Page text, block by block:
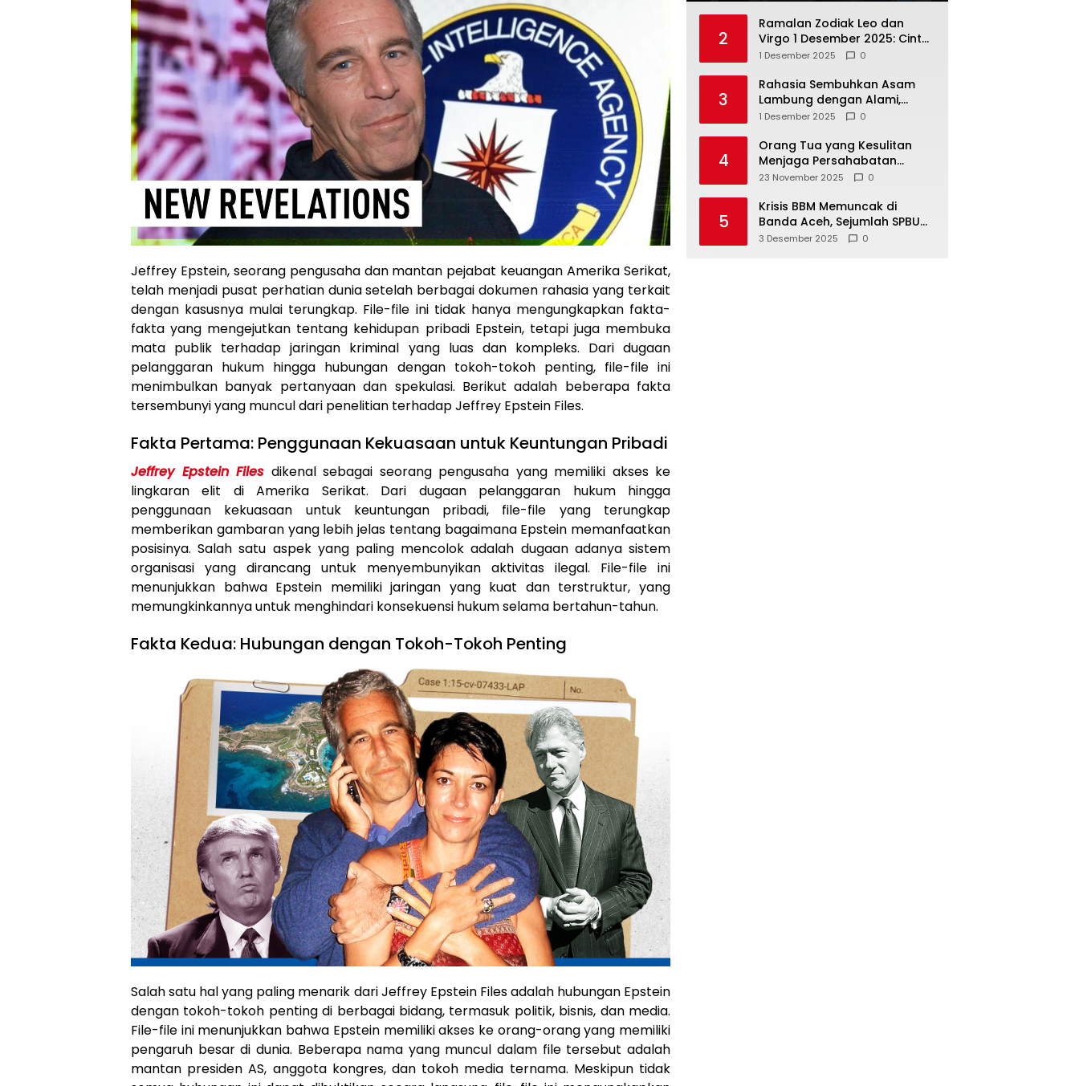
Jeffrey Epstein, seorang pengusaha dan mantan pejabat keuangan Amerika Serikat,
telah menjadi pusat perhatian dunia setelah berbagai dokumen rahasia yang terkait
dengan kasusnya mulai terungkap. File-file ini tidak hanya mengungkapkan fakta-
fakta yang mengejutkan tentang kehidupan pribadi Epstein, tetapi juga membuka
mata publik terhadap jaringan kriminal yang luas dan kompleks. Dari dugaan
pelanggaran hukum hingga hubungan dengan tokoh-tokoh penting, file-file ini
menimbulkan banyak pertanyaan dan spekulasi. Berikut adalah beberapa fakta
tersembunyi yang muncul dari penelitian terhadap Jeffrey Epstein Files.
Fakta Pertama: Penggunaan Kekuasaan untuk Keuntungan Pribadi
Jeffrey Epstein Files dikenal sebagai seorang pengusaha yang memiliki akses ke
lingkaran elit di Amerika Serikat. Dari dugaan pelanggaran hukum hingga
penggunaan kekuasaan untuk keuntungan pribadi, file-file yang terungkap
memberikan gambaran yang lebih jelas tentang bagaimana Epstein memanfaatkan
posisinya. Salah satu aspek yang paling mencolok adalah dugaan adanya sistem
organisasi yang dirancang untuk menyembunyikan aktivitas ilegal. File-file ini
menunjukkan bahwa Epstein memiliki jaringan yang kuat dan terstruktur, yang
memungkinkannya untuk menghindari konsekuensi hukum selama bertahun-tahun.
Fakta Kedua: Hubungan dengan Tokoh-Tokoh Penting
Salah satu hal yang paling menarik dari Jeffrey Epstein Files adalah hubungan Epstein
dengan tokoh-tokoh penting di berbagai bidang, termasuk politik, bisnis, dan media.
File-file ini menunjukkan bahwa Epstein memiliki akses ke orang-orang yang memiliki
pengaruh besar di dunia. Beberapa nama yang muncul dalam file tersebut adalah
mantan presiden AS, anggota kongres, dan tokoh media ternama. Meskipun tidak
2
Ramalan Zodiak Leo dan
Virgo 1 Desember 2025: Cinta,
Karir, Kesehatan, dan
1 Desember 2025 0
3
Rahasia Sembuhkan Asam
Lambung dengan Alami,
Nomor 4 Disalahpahami
1 Desember 2025 0
4
Orang Tua yang Kesulitan
Menjaga Persahabatan
Biasanya Lakukan 8 Hal Ini
23 November 2025 0
5
Krisis BBM Memuncak di
Banda Aceh, Sejumlah SPBU
Tutup Total
3 Desember 2025 0